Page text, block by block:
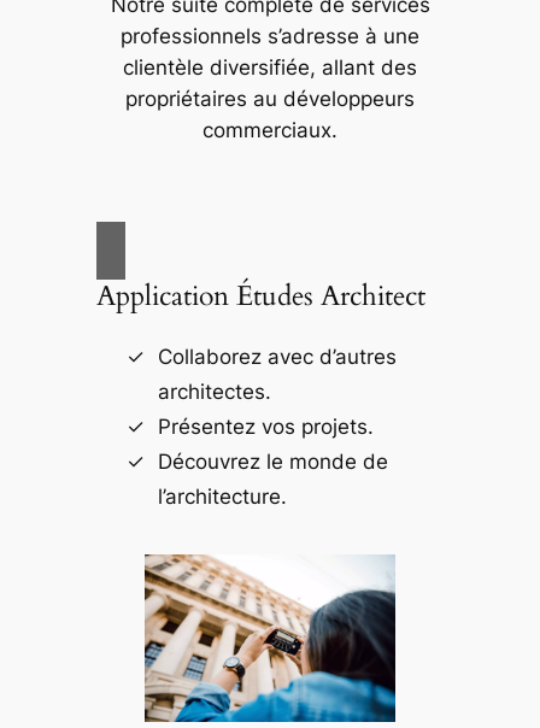
Notre suite complète de services
professionnels s’adresse à une
clientèle diversifiée, allant des
propriétaires au développeurs
commerciaux.
Application Études Architect
Collaborez avec d’autres
architectes.
Présentez vos projets.
Découvrez le monde de
l’architecture.